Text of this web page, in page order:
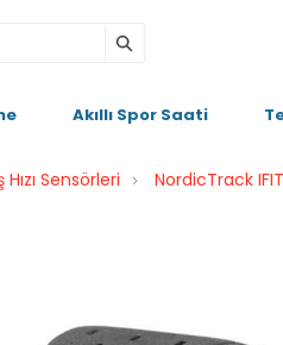
Akıllı Spor Saati
Hızı Sensörleri NordicTrack